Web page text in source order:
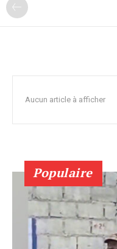
Aucun article à afficher
Populaire